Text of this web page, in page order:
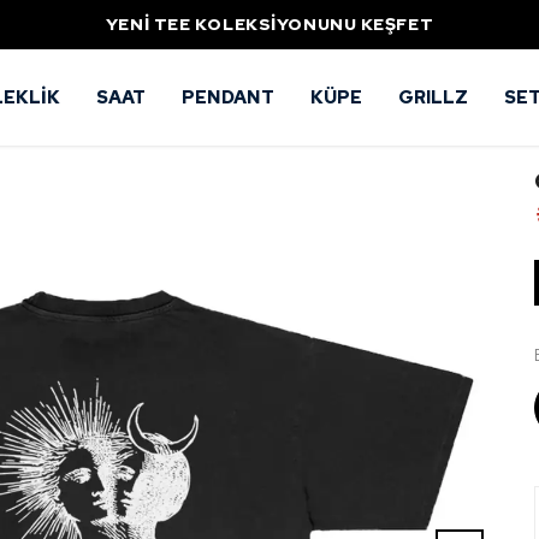
YENİ TEE KOLEKSİYONUNU KEŞFET
SAAT PENDANT KÜPE GRILLZ